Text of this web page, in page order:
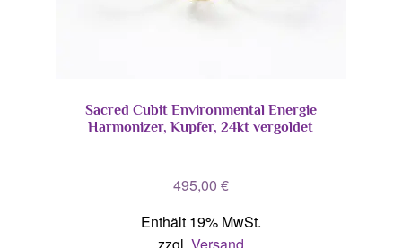
Sacred Cubit Environmental Energie
Harmonizer, Kupfer, 24kt vergoldet
495,00 €
Enthält 19% MwSt.
zzgl. Versand